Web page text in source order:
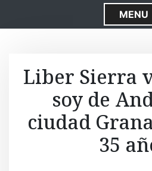
S
k
o
o
n
e
MENU
Liber Sierra
soy de
ciudad
35